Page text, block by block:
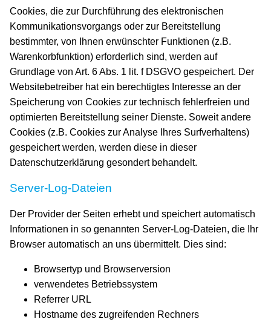
Cookies, die zur Durchführung des elektronischen
Kommunikationsvorgangs oder zur Bereitstellung
bestimmter, von Ihnen erwünschter Funktionen (z.B.
Warenkorbfunktion) erforderlich sind, werden auf
Grundlage von Art. 6 Abs. 1 lit. f DSGVO gespeichert. Der
Websitebetreiber hat ein berechtigtes Interesse an der
Speicherung von Cookies zur technisch fehlerfreien und
optimierten Bereitstellung seiner Dienste. Soweit andere
Cookies (z.B. Cookies zur Analyse Ihres Surfverhaltens)
gespeichert werden, werden diese in dieser
Datenschutzerklärung gesondert behandelt.
Server-Log-Dateien
Der Provider der Seiten erhebt und speichert automatisch
Informationen in so genannten Server-Log-Dateien, die Ihr
Browser automatisch an uns übermittelt. Dies sind:
Browsertyp und Browserversion
verwendetes Betriebssystem
Referrer URL
Hostname des zugreifenden Rechners